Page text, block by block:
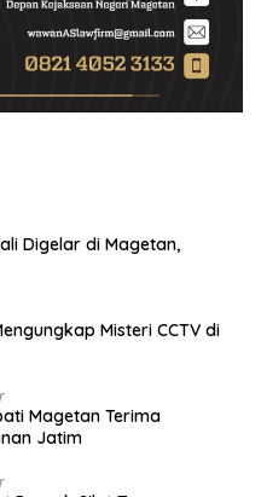
Digelar di Magetan,
Misteri CCTV di
Magetan Terima
Jatim